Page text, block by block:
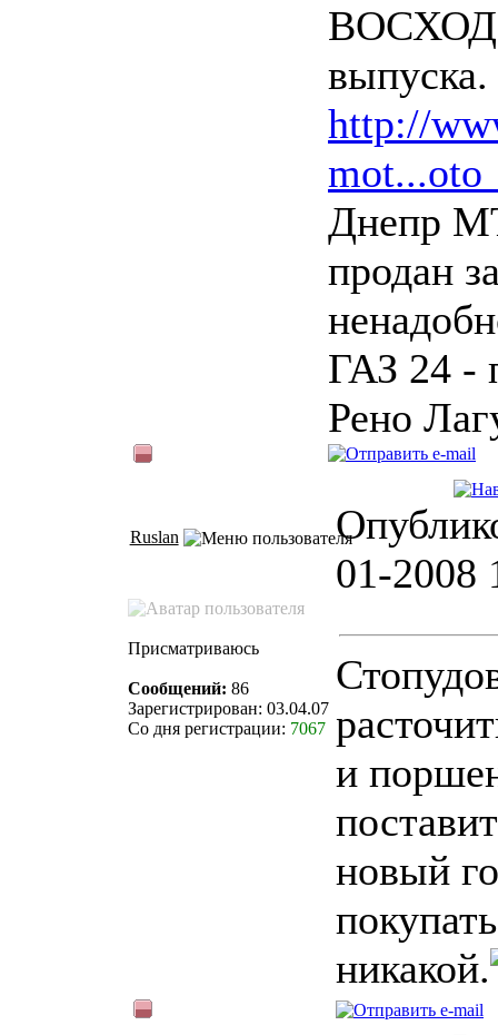
ВОСХОД
выпуска.
http://
Днепр
продан
ГАЗ 24 -
Рено
Ruslan
01-2008
Присматриваюсь
Сообщений: 86
Зарегистрирован: 03.04.07
Со дня регистрации: 7067
и
новый
никакой.